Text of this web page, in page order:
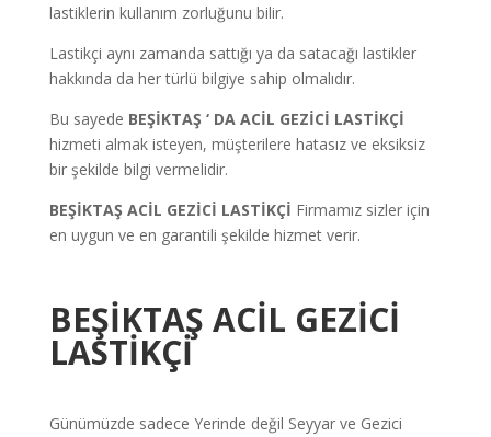
lastiklerin kullanım zorluğunu bilir.
Lastikçi aynı zamanda sattığı ya da satacağı lastikler
hakkında da her türlü bilgiye sahip olmalıdır.
Bu sayede BEŞİKTAŞ ‘ DA ACİL GEZİCİ LASTİKÇİ
hizmeti almak isteyen, müşterilere hatasız ve eksiksiz
bir şekilde bilgi vermelidir.
BEŞİKTAŞ ACİL GEZİCİ LASTİKÇİ Firmamız sizler için
en uygun ve en garantili şekilde hizmet verir.
BEŞİKTAŞ ACİL GEZİCİ
LASTİKÇİ
Günümüzde sadece Yerinde değil Seyyar ve Gezici